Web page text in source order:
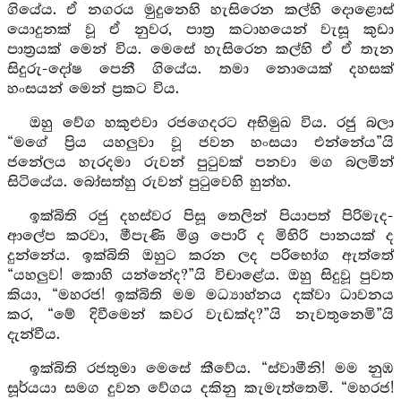
ගියේය. ඒ නගරය මුදුනෙහි හැසිරෙන කල්හි දොළොස්
යොදුනක් වූ ඒ නුවර, පාත්‍ර කටාහයෙන් වැසූ කුඩා
පාත්‍රයක් මෙන් විය. මෙසේ හැසිරෙන කල්හි ඒ ඒ තැන
සිදුරු-දෝෂ පෙනී ගියේය. තමා නොයෙක් දහසක්
හංසයන් මෙන් ප්‍රකට විය.
ඔහු වේග හකුළුවා රජගෙදරට අභිමුඛ විය. රජු බලා
“මගේ ප්‍රිය යහලුවා වූ ජවන හංසයා එන්නේය”යි
ජනේලය හැරදමා රුවන් පුටුවක් පනවා මග බලමින්
සිටියේය. බෝසත්හු රුවන් පුටුවෙහි හුන්හ.
ඉක්බිති රජු දහස්වර පිසූ තෙලින් පියාපත් පිරිමැද-
ආලේප කරවා, මීපැණි මිශ්‍ර පොරි ද මිහිරි පානයක් ද
දුන්නේය. ඉක්බිති ඔහුට කරන ලද පරිභෝග ඇත්තේ
“යහලුව! කොහි යන්නේද?”යි විචාළේය. ඔහු සිදුවූ පුවත
කියා, “මහරජ! ඉක්බිති මම මධ්‍යාහ්නය දක්වා ධාවනය
කර, “මේ දිවීමෙන් කවර වැඩක්ද?”යි නැවතුනෙමි”යි
දැන්වීය.
ඉක්බිති රජතුමා මෙසේ කීවේය. “ස්වාමීනි! මම නුඹ
සූර්යයා සමග දුවන වේගය දකිනු කැමැත්තෙමි. “මහරජ!